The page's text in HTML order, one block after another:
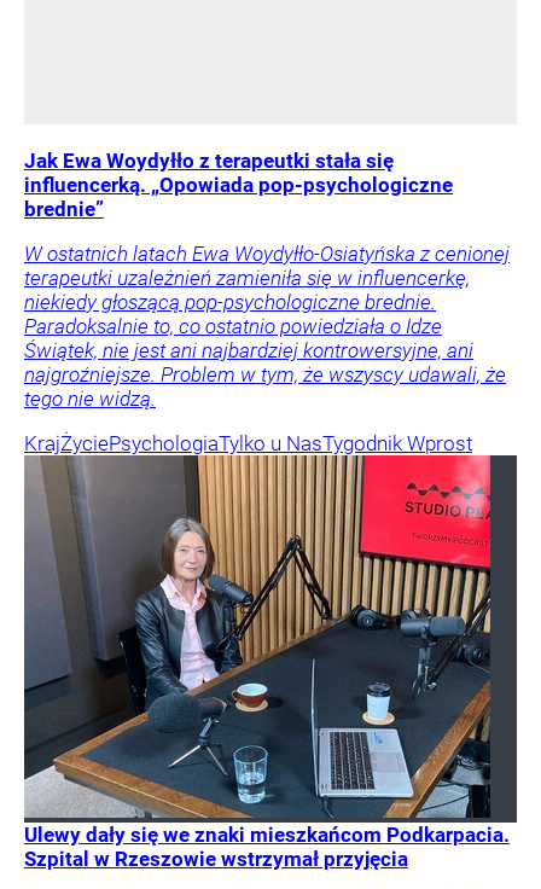
Jak Ewa Woydyłło z terapeutki stała się
influencerką. „Opowiada pop-psychologiczne
brednie”
W ostatnich latach Ewa Woydyłło-Osiatyńska z cenionej
terapeutki uzależnień zamieniła się w influencerkę,
niekiedy głoszącą pop-psychologiczne brednie.
Paradoksalnie to, co ostatnio powiedziała o Idze
Świątek, nie jest ani najbardziej kontrowersyjne, ani
najgroźniejsze. Problem w tym, że wszyscy udawali, że
tego nie widzą.
KrajŻyciePsychologiaTylko u NasTygodnik Wprost
Ulewy dały się we znaki mieszkańcom Podkarpacia.
Szpital w Rzeszowie wstrzymał przyjęcia